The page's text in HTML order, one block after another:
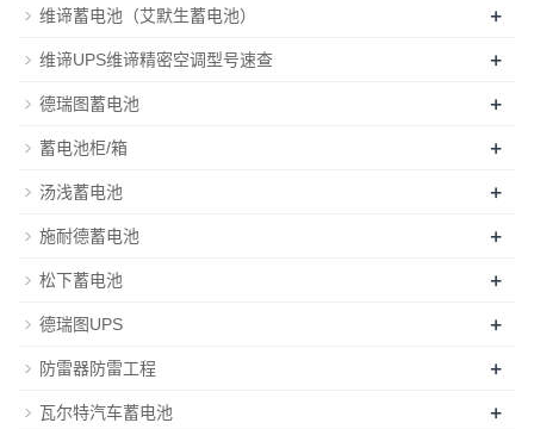
维谛蓄电池（艾默生蓄电池） +
维谛UPS维谛精密空调型号速查 +
德瑞图蓄电池 +
蓄电池柜/箱 +
汤浅蓄电池 +
施耐德蓄电池 +
松下蓄电池 +
德瑞图UPS +
防雷器防雷工程 +
瓦尔特汽车蓄电池 +